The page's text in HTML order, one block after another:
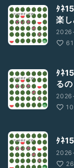
ﾀﾈ
楽
ﾀﾈ
るの
ﾀﾈ